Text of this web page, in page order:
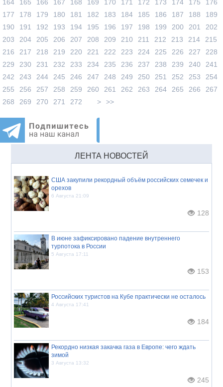
164
165 166 167 168 169 170 171 172 173 174 175
176
177
178 179 180 181 182 183 184 185 186 187 188
189
190
191 192 193 194 195 196 197 198 199 200 201
202
203
204 205 206 207 208 209 210 211 212 213 214
215
216
217 218 219 220 221 222 223 224 225 226 227
228
229
230 231 232 233 234 235 236 237 238 239 240
241
242
243 244 245 246 247 248 249 250 251 252 253
254
255
256 257 258 259 260 261 262 263 264 265 266
267
268
269 270 271 272 > >>
ЛЕНТА НОВОСТЕЙ
США закупили рекордный объём российских семечек и
орехов
6 Августа 21:09
128
В июне зафиксировано падение внутреннего
турпотока в России
5 Августа 17:11
153
Российских туристов на Кубе практически не осталось
4 Августа 17:41
184
Рекордно низкая закачка газа в Европе: чего ждать
зимой
3 Августа 13:32
245